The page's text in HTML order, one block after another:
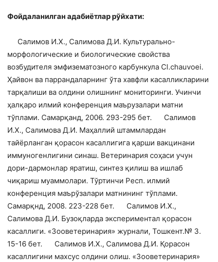
Фойдаланилган адабиётлар рўйхати:
Салимов И.Х., Салимова Д.И. Культурально-
морфологические и биологические свойства
возбудителя эмфизематозного карбункула Cl.chauvoei.
Ҳайвон ва паррандаларнинг ўта хавфли касалликларини
тарқалиши ва олдини олишнинг мониторинги. Учинчи
ҳалқаро илмий конференция маърузалари матни
тўплами. Самарқанд, 2006. 293-295 бет.
Салимов
И.Х., Салимова Д.И. Маҳаллий штаммлардан
тайёрланган қорасон касаллигига қарши вакцинани
иммуногенлигини синаш. Ветеринария соҳаси учун
дори-дармонлар яратиш, синтез қилиш ва ишлаб
чиқариш муаммолари. Тўртинчи Респ. илмий
конференция маърўзалари матнининг тўплами.
Самарқнд, 2008. 223-228 бет.
Салимов И.Х.,
Салимова Д.И. Бузоқларда экспериментал қорасон
касаллиги. «Зооветеринария» журнали, Тошкент.№ 3.
15-16 бет.
Салимов И.Х., Салимова Д.И. Қорасон
касаллигини махсус олдини олиш. «Зооветеринария»